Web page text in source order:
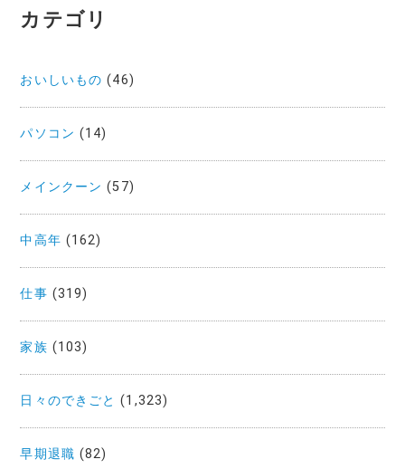
カテゴリ
おいしいもの (46)
パソコン (14)
メインクーン (57)
中高年 (162)
仕事 (319)
家族 (103)
日々のできごと (1,323)
早期退職 (82)